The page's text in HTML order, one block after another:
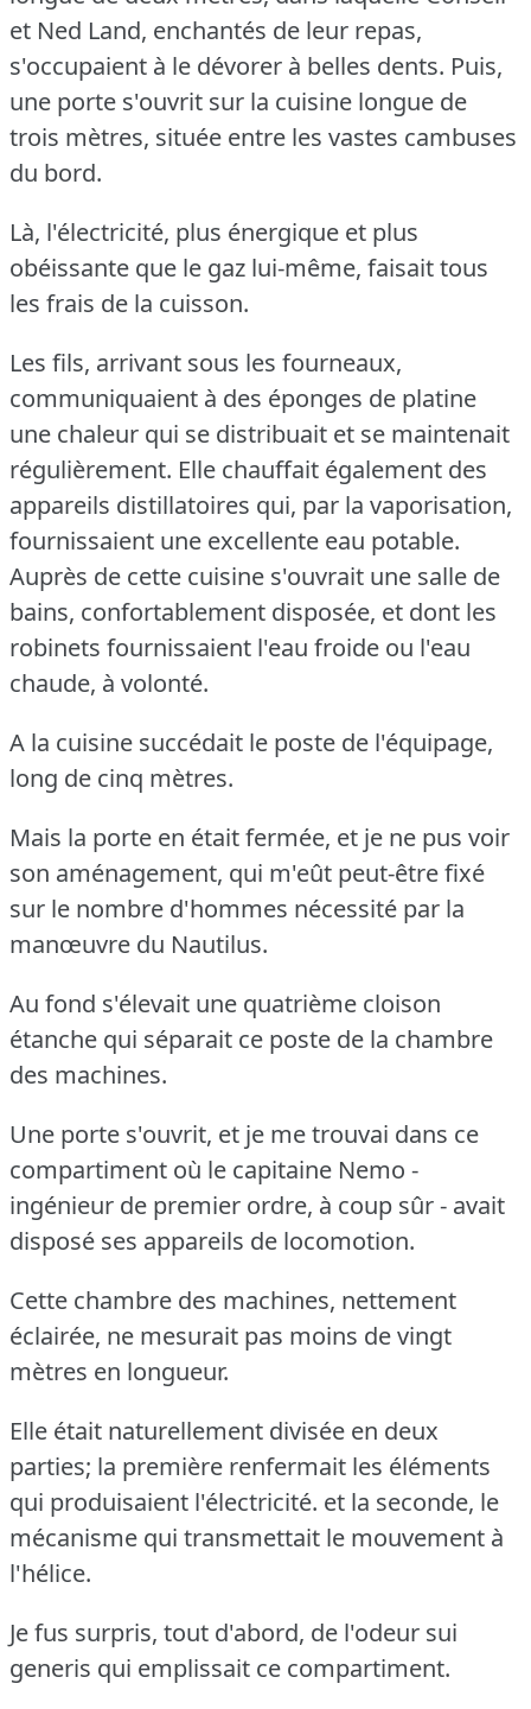
et Ned Land, enchantés de leur repas,
s'occupaient à le dévorer à belles dents. Puis,
une porte s'ouvrit sur la cuisine longue de
trois mètres, située entre les vastes cambuses
du bord.
Là, l'électricité, plus énergique et plus
obéissante que le gaz lui-même, faisait tous
les frais de la cuisson.
Les fils, arrivant sous les fourneaux,
communiquaient à des éponges de platine
une chaleur qui se distribuait et se maintenait
régulièrement. Elle chauffait également des
appareils distillatoires qui, par la vaporisation,
fournissaient une excellente eau potable.
Auprès de cette cuisine s'ouvrait une salle de
bains, confortablement disposée, et dont les
robinets fournissaient l'eau froide ou l'eau
chaude, à volonté.
A la cuisine succédait le poste de l'équipage,
long de cinq mètres.
Mais la porte en était fermée, et je ne pus voir
son aménagement, qui m'eût peut-être fixé
sur le nombre d'hommes nécessité par la
manœuvre du Nautilus.
Au fond s'élevait une quatrième cloison
étanche qui séparait ce poste de la chambre
des machines.
Une porte s'ouvrit, et je me trouvai dans ce
compartiment où le capitaine Nemo -
ingénieur de premier ordre, à coup sûr - avait
disposé ses appareils de locomotion.
Cette chambre des machines, nettement
éclairée, ne mesurait pas moins de vingt
mètres en longueur.
Elle était naturellement divisée en deux
parties; la première renfermait les éléments
qui produisaient l'électricité. et la seconde, le
mécanisme qui transmettait le mouvement à
l'hélice.
Je fus surpris, tout d'abord, de l'odeur sui
generis qui emplissait ce compartiment.